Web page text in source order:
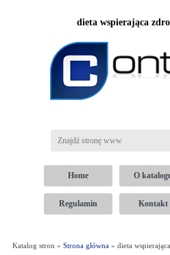
dieta wspierająca
Home O
Regulamin Kontakt
Katalog stron » Strona główna» dieta